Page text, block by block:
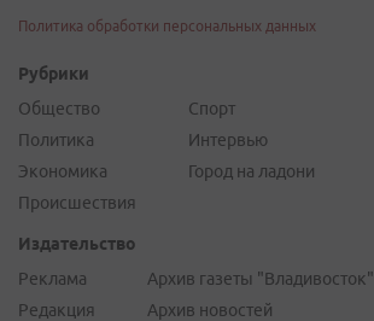
Политика обработки персональных данных
Рубрики
Общество
Политика
Экономика
Происшествия
Спорт
Интервью
Город на ладони
Издательство
Реклама
Редакция
Архив газеты "Владивосток"
Архив новостей